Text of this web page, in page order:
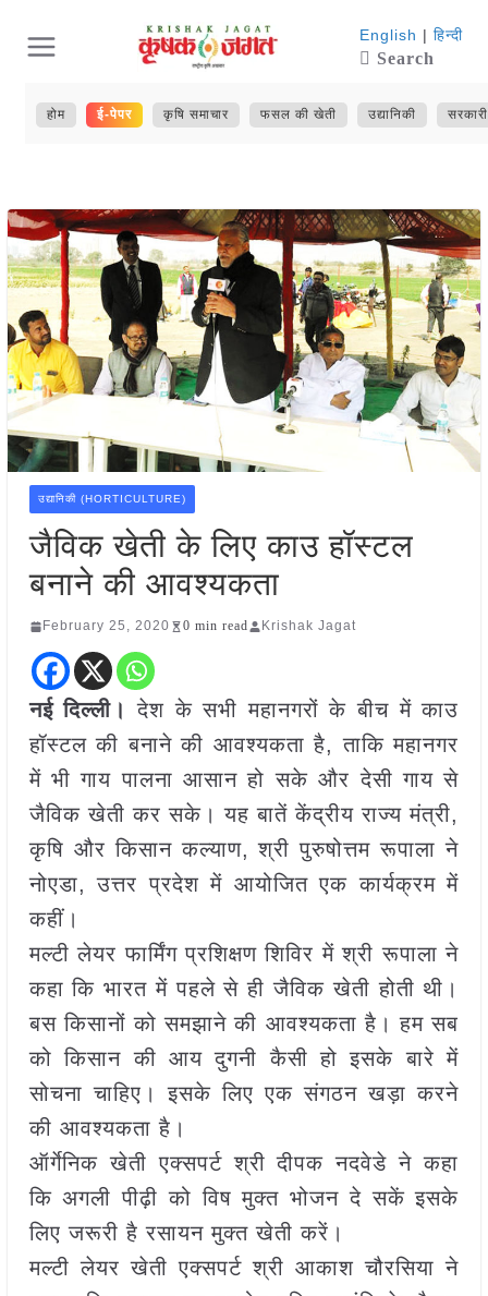
content
English | हिन्दी
Search
होम ई-पेपर कृषि समाचार फसल की खेती उद्यानिकी
उद्यानिकी (HORTICULTURE)
जैविक खेती के लिए काउ हॉस्टल
बनाने की आवश्यकता
February 25, 2020 0 min read Krishak Jagat
नई दिल्ली। देश के सभी महानगरों के बीच में काउ
हॉस्टल की बनाने की आवश्यकता है, ताकि महानगर
में भी गाय पालना आसान हो सके और देसी गाय से
जैविक खेती कर सके। यह बातें केंद्रीय राज्य मंत्री,
कृषि और किसान कल्याण, श्री पुरुषोत्तम रूपाला ने
नोएडा, उत्तर प्रदेश में आयोजित एक कार्यक्रम में
कहीं।
मल्टी लेयर फार्मिंग प्रशिक्षण शिविर में श्री रूपाला ने
कहा कि भारत में पहले से ही जैविक खेती होती थी।
बस किसानों को समझाने की आवश्यकता है। हम सब
को किसान की आय दुगनी कैसी हो इसके बारे में
सोचना चाहिए। इसके लिए एक संगठन खड़ा करने
की आवश्यकता है।
ऑर्गेनिक खेती एक्सपर्ट श्री दीपक नदवेडे ने कहा
कि अगली पीढ़ी को विष मुक्त भोजन दे सकें इसके
लिए जरूरी है रसायन मुक्त खेती करें।
मल्टी लेयर खेती एक्सपर्ट श्री आकाश चौरसिया ने